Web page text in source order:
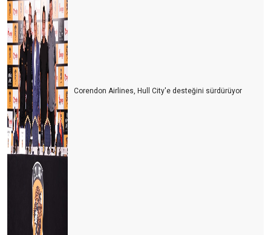
Antalya'nın kardeş şehirleri
Başarının reçetesi
9 ay bize yeter
Sonbaharda Kıbrıs
DİŞ TURİZMİ
Uçak bileti fiyatına balon turu
Akdeniz heykeli Antalya'ya gelmeli
Biz işgücü çağırmıştık insanlar geldi
GÜNDE 21 € YA 56 GÜN TATİL
Corendon Airlines, Hull City'e desteğini sürdürüyor